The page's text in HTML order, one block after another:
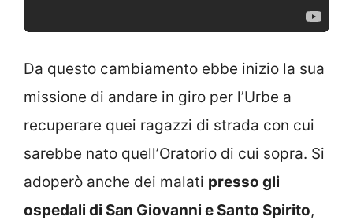
Da questo cambiamento ebbe inizio la sua
missione di andare in giro per l’Urbe a
recuperare quei ragazzi di strada con cui
sarebbe nato quell’Oratorio di cui sopra. Si
adoperò anche dei malati presso gli
ospedali di San Giovanni e Santo Spirito,